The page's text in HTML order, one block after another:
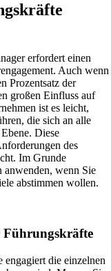
erfordert einen
Auch wenn
Prozentsatz der
großen Einfluss auf
ist es leicht,
die sich an alle
Diese
des
Im Grunde
anwenden, wenn Sie
abstimmen wollen.
Führungskräfte
die einzelnen